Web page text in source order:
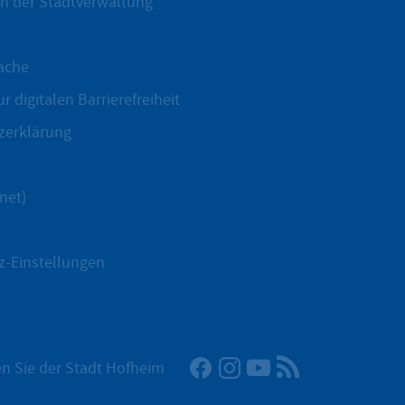
digitalen Barrierefreiheit
Einstellungen
Sie der Stadt Hofheim Facebook
Instagram
YouTube